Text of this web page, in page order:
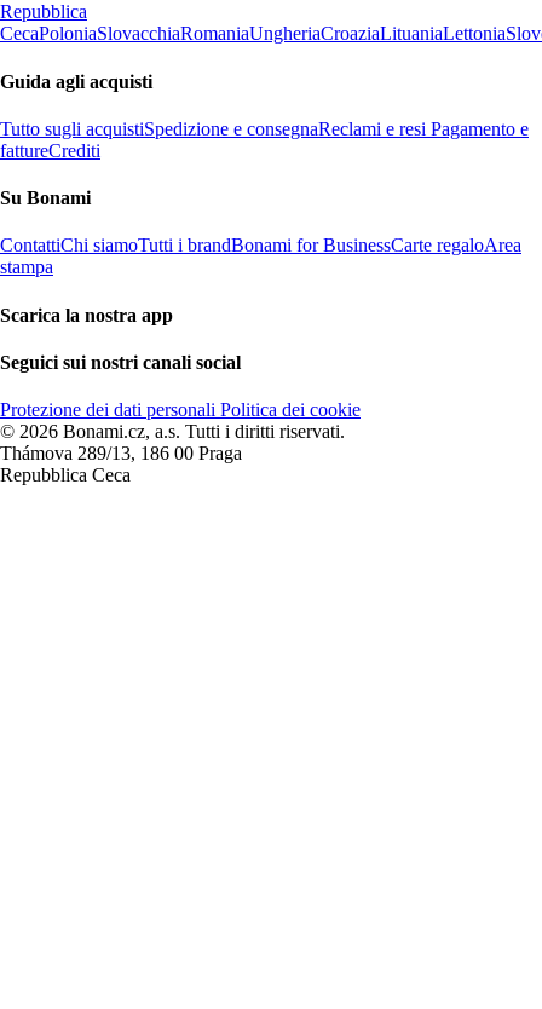
Repubblica
CecaPoloniaSlovacchiaRomaniaUngheriaCroaziaLituaniaLettonia
Guida agli acquisti
Tutto sugli acquistiSpedizione e consegnaReclami e resi Pagamento e
fattureCrediti
Su Bonami
ContattiChi siamoTutti i brandBonami for BusinessCarte regaloArea
stampa
Scarica la nostra app
Seguici sui nostri canali social
Protezione dei dati personali Politica dei cookie
© 2026 Bonami.cz, a.s. Tutti i diritti riservati.
Thámova 289/13, 186 00 Praga
Repubblica Ceca